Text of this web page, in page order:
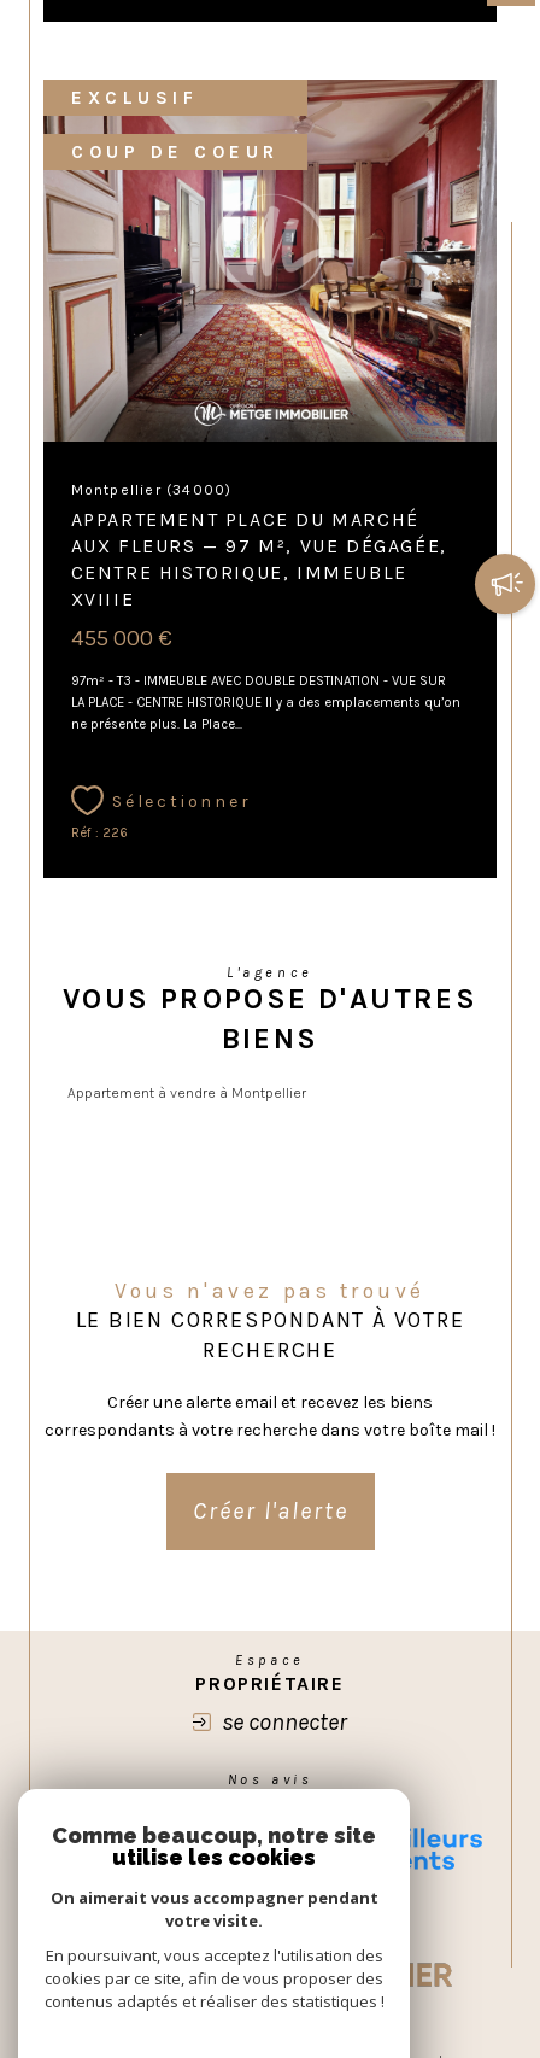
Montpellier (34000)
APPARTEMENT PLACE DU MARCHÉ
AUX FLEURS — 97 M², VUE DÉGAGÉE,
CENTRE HISTORIQUE, IMMEUBLE
XVIIIE
455 000 €
97m² - T3 - IMMEUBLE AVEC DOUBLE DESTINATION - VUE SUR
LA PLACE - CENTRE HISTORIQUE Il y a des emplacements qu’on
ne présente plus. La Place...
Sélectionner
Réf : 226
EXCLUSIF
COUP DE COEUR
L'agence
VOUS PROPOSE D'AUTRES
BIENS
Appartement à vendre à Montpellier
Vous n'avez pas trouvé
LE BIEN CORRESPONDANT À VOTRE
RECHERCHE
Créer une alerte email et recevez les biens
correspondants à votre recherche dans votre boîte mail !
Créer l'alerte
Espace
PROPRIÉTAIRE
se connecter
Nos avis
Comme beaucoup, notre site
utilise les cookies
On aimerait vous accompagner pendant
votre visite.
En poursuivant, vous acceptez l'utilisation des
cookies par ce site, afin de vous proposer des
contenus adaptés et réaliser des statistiques !